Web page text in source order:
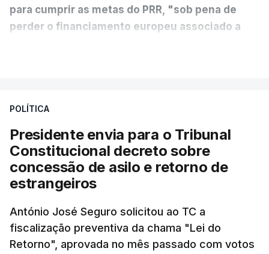
para cumprir as metas do PRR, "sob pena de
perder o financiamento europeu associado a
sistema mais simples, mais justo e transparente".
"Sempre que seja possível reduzir burocracias,
eliminar sobreposições e garantir que os apoios
chegam a quem mais necessita, estaremos a dar
um passo na direção certa", argumenta o
Presidente da República.
POLÍTICA
Presidente envia para o Tribunal
Constitucional decreto sobre
concessão de asilo e retorno de
estrangeiros
António José Seguro solicitou ao TC a
fiscalização preventiva da chama "Lei do
Retorno", aprovada no mês passado com votos